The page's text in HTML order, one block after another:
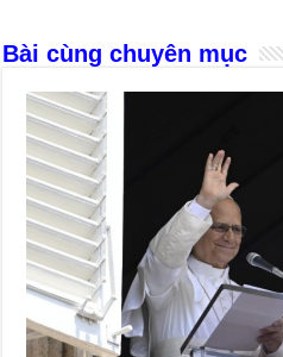
k
Bài cùng chuyên mục